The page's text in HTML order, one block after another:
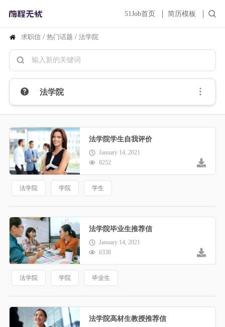
51Job首页 简历模板
求职信 / 热门话题 / 法学院
法学院
法学院学生自我评价
January 14, 2021
8252
法学院 学院 学生
法学院毕业生推荐信
January 14, 2021
6338
法学院 学院 毕业生
法学院高材生教授推荐信